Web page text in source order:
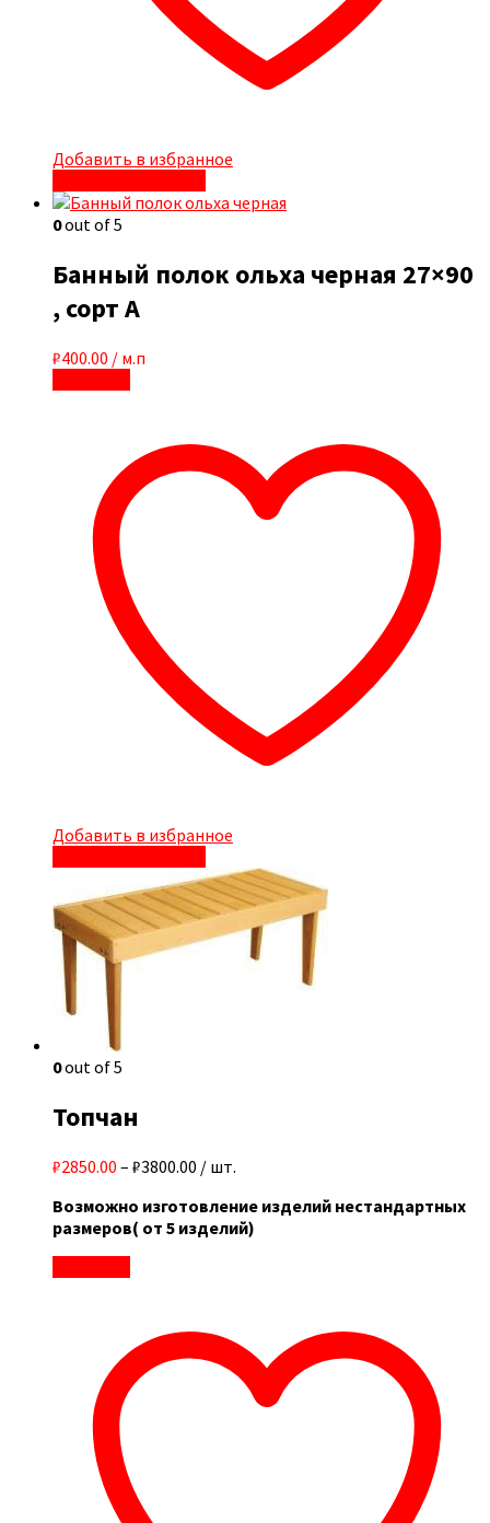
Добавить в избранное
0out of 5
Банный полок ольха черная 27×90
, сорт А
₽400.00 / м.п
Добавить в избранное
0out of 5
Топчан
₽2850.00 – ₽3800.00 / шт.
Возможно изготовление изделий нестандартных
размеров( от 5 изделий)